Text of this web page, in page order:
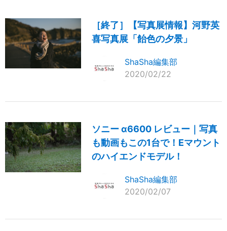
［終了］【写真展情報】河野英
喜写真展「飴色の夕景」
ShaSha編集部
2020/02/22
ソニー α6600 レビュー｜写真
も動画もこの1台で！Eマウント
のハイエンドモデル！
ShaSha編集部
2020/02/07